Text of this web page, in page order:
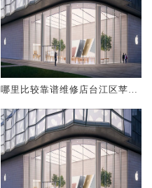
哪里比较靠谱维修店台江区苹果